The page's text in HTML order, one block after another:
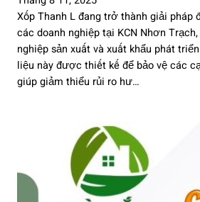
Xốp Thanh L đang trở thành giải pháp
các doanh nghiệp tại KCN Nhơn
nghiệp sản xuất và xuất khẩu phát
liệu này được thiết kế để bảo vệ các
giúp giảm thiểu rủi ro hư…